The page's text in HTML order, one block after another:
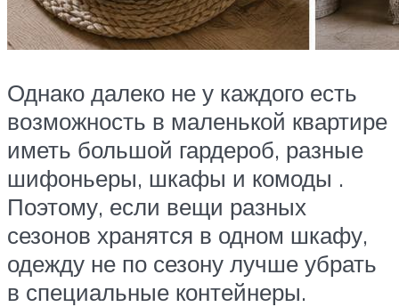
Однако далеко не у каждого есть
возможность в маленькой квартире
иметь большой гардероб, разные
шифоньеры, шкафы и комоды .
Поэтому, если вещи разных
сезонов хранятся в одном шкафу,
одежду не по сезону лучше убрать
в специальные контейнеры.